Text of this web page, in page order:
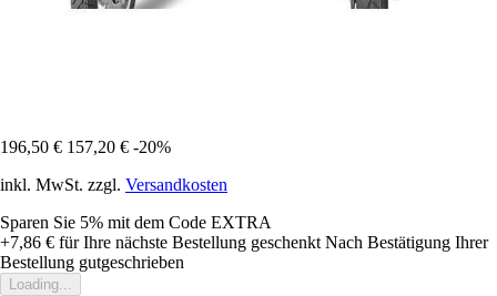
196,50 € 157,20 € -20%
inkl. MwSt. zzgl. Versandkosten
Sparen Sie 5% mit dem Code EXTRA
+7,86 € für Ihre nächste Bestellung geschenkt Nach Bestätigung Ihrer
Bestellung gutgeschrieben
Loading...